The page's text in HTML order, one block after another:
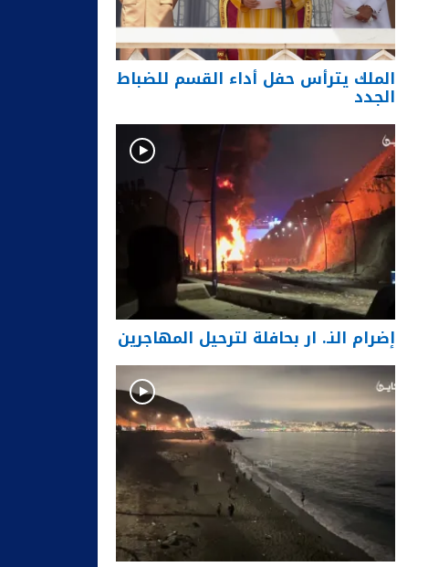
الملك يترأس حفل أداء القسم للضباط
الجدد
إضرام النـ. ار بحافلة لترحيل المهاجرين